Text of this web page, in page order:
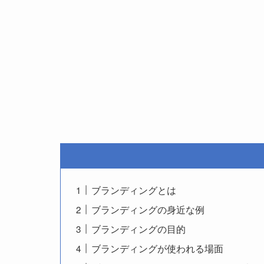
ブランディングとは
ブランディングの身近な例
ブランディングの目的
ブランディングが使われる場面